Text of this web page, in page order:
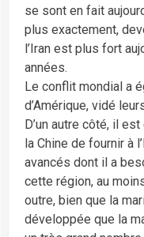
se sont en fait
plus exactement,
l’Iran est plus fort
années.
Le conflit mondial a
d’Amérique, vidé
D’un autre côté, il
la Chine de fournir à
avancés dont il a
cette région, au
outre, bien que la
développée que la